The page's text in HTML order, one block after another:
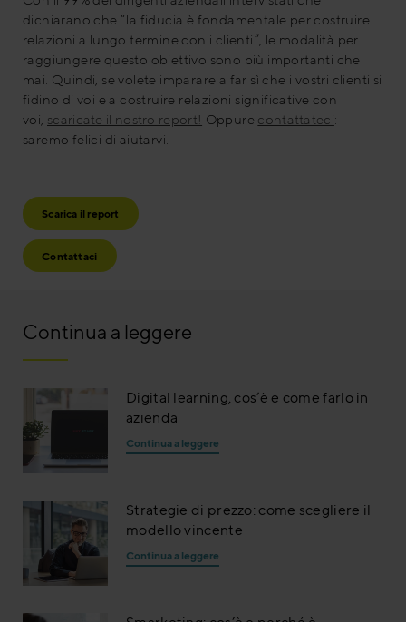
dichiarano che “la fiducia è fondamentale per costruire
relazioni a lungo termine con i clienti”, le modalità per
raggiungere questo obiettivo sono più importanti che
mai. Quindi, se volete imparare a far sì che i vostri clienti si
fidino di voi e a costruire relazioni significative con
voi, scaricate il nostro report! Oppure contattateci:
saremo felici di aiutarvi.
Scarica il report
Contattaci
Continua a leggere
Digital learning, cos’è e come farlo in
azienda
Continua a leggere
Strategie di prezzo: come scegliere il
modello vincente
Continua a leggere